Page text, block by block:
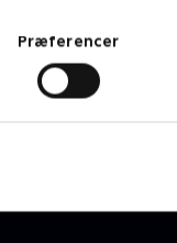
Præferencer